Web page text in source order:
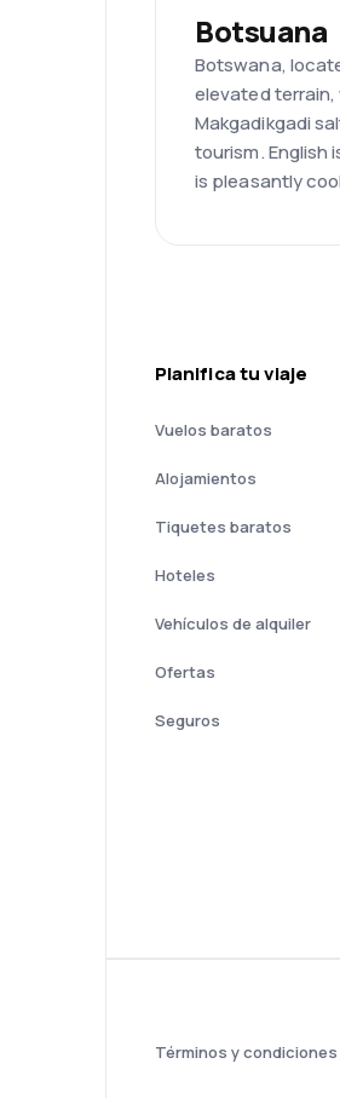
Botsuana
Botswana,
elevated terrain,
Makgadikgadi
tourism. English
is pleasantly
Planifica tu viaje
Vuelos baratos
Alojamientos
Tiquetes baratos
Hoteles
Vehículos de alquiler
Ofertas
Seguros
Términos y condiciones